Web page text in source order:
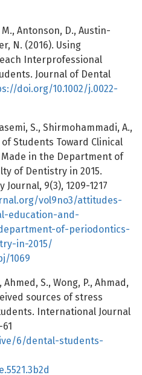
Antonson, D., Austin-
N. (2016). Using
Interprofessional
Journal of Dental
doi.org/10.1002/j.0022-
S., Shirmohammadi, A.,
Students Toward Clinical
in the Department of
of Dentistry in 2015.
9(3), 1209-1217
vol9no3/attitudes-
education-and-
of-periodontics-
in-2015/
1069
Ahmed, S., Wong, P., Ahmad,
sources of stress
International Journal
6/dental-students-